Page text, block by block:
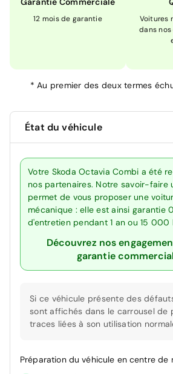
12 mois de garantie
Voitures
dans
*Au premier des deux termes
État du véhicule
Votre Skoda Octavia Combi a été
nos partenaires. Notre savoir-faire
permet de vous proposer une
mécanique : elle est ainsi garantie
d'entretien pendant 1 an ou 15 000
Découvrez nos
garantie
Si ce véhicule présente des
sont affichés dans le carrousel de
traces liées à son utilisation
Préparation du véhicule en centre de